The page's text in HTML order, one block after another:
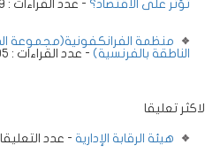
تؤثر على الاقتصاد؟ - عدد القراءات : 47739
منظمة الفرانكفونية(مجموعة
الناطقة بالفرنسية) - عدد القراءات : 47695
الاكثر تعليقا
هيئة الرقابة الإدارية - عدد